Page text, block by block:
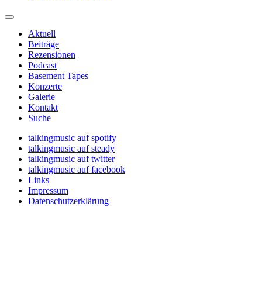
Aktuell
Beiträge
Rezensionen
Podcast
Basement Tapes
Konzerte
Galerie
Kontakt
Suche
talkingmusic auf spotify
talkingmusic auf steady
talkingmusic auf twitter
talkingmusic auf facebook
Links
Impressum
Datenschutzerklärung